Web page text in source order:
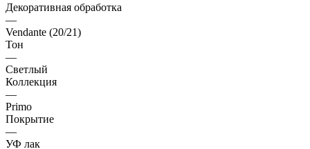
Декоративная обработка
—
Vendante (20/21)
Тон
—
Светлый
Коллекция
—
Primo
Покрытие
—
УФ лак